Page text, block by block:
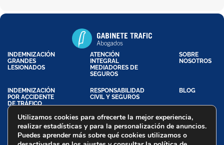
INDEMNIZACIÓN
GRANDES
LESIONADOS
ATENCIÓN
INTEGRAL
MEDIADORES DE
SEGUROS
SOBRE
NOSOTROS
INDEMNIZACIÓN
POR ACCIDENTE
DE TRÁFICO
RESPONSABILIDAD
CIVIL Y SEGUROS
BLOG
Aviso Legal Política de Privacidad Política de Cookies
Utilizamos cookies para ofrecerte la mejor experiencia,
realizar estadísticas y para la personalización de anuncios.
Puedes aprender más sobre qué cookies utilizamos o